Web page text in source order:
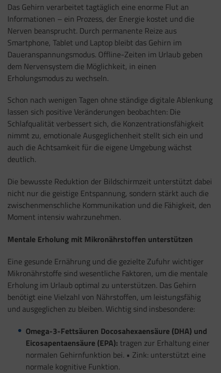
Das Gehirn verarbeitet tagtäglich eine enorme Flut an
Informationen – ein Prozess, der Energie kostet und die
Nerven beansprucht. Durch permanente Reize aus
Smartphone, Tablet und Laptop bleibt das Gehirn im
Daueranspannungsmodus. Offline-Zeiten im Urlaub geben
dem Nervensystem die Möglichkeit, in einen
Erholungsmodus zu wechseln.
Schon nach wenigen Tagen ohne ständige digitale Ablenkung
lassen sich positive Veränderungen beobachten: Die
Schlafqualität verbessert sich, die Konzentrationsfähigkeit
nimmt zu, emotionale Ausgeglichenheit stellt sich ein und
auch die Achtsamkeit für die eigene Umgebung wächst
deutlich.
Die bewusste Reduktion der Bildschirmzeit unterstützt dabei
nicht nur die geistige Entspannung, sondern stärkt auch die
zwischenmenschliche Kommunikation und die Fähigkeit, den
Moment intensiv wahrzunehmen.
Mentale Erholung mit Mikronährstoffen unterstützen
Eine gesunde Ernährung und die gezielte Zufuhr wichtiger
Mikronährstoffe sind wesentliche Faktoren, um die mentale
Erholung im Urlaub optimal zu unterstützen. Das Gehirn
benötigt eine Vielzahl von Nährstoffen, um leistungsfähig
und ausgeglichen zu bleiben. Wichtig sind insbesondere:
Omega-3-Fettsäuren Docosahexaensäure (DHA) und
Eicosapentaensäure (EPA): tragen zur Erhaltung einer
normalen Gehirnfunktion bei. • Zink: unterstützt eine
normale kognitive Funktion.